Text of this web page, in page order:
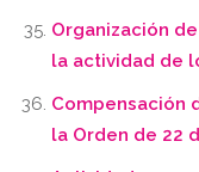
Organización
la actividad de
Compensación
la Orden de 22